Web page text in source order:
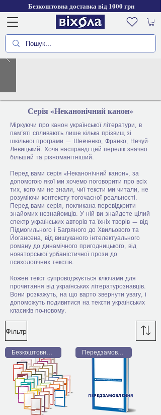
Безкоштовна доставка від 1000 грн
Серія «Неканонічний канон»
Міркуючи про канон української літератури, в
пам’яті спливають лише кілька прізвищ зі
шкільної програми — Шевченко, Франко, Нечуй-
Левицький. Хоча насправді цей перелік значно
більший та різноманітніший.
Перед вами серія «Неканонічний канон», за
допомогою якої ми хочемо поговорити про всіх
тих, кого ми не знали, чиї тексти ми читали, не
розуміючи контексту тогочасної реальності.
Перед вами серія, покликана перевідкрити
знайомих незнайомців. У ній ви знайдете цілий
спектр українських авторів та їхніх творів — від
Підмогильного і Багряного до Хвильового та
Йогансена, від вишуканого інтелектуального
роману до динамічного пригодницького, від
новаторської урбаністичної прози до
психологічних текстів.
Кожен текст супроводжується ключами для
прочитання від українських літературознавців.
Вони розкажуть, на що варто звернути увагу, і
допоможуть подивитися на тексти українських
класиків по-новому.
Фільтр
Безкоштовна доставка Передзамовлення